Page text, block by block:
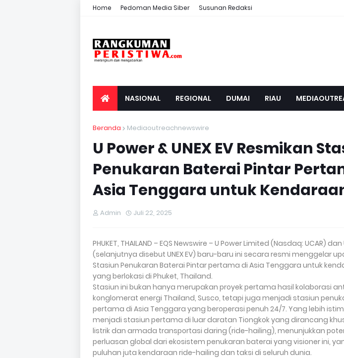
Home Pedoman Media Siber Susunan Redaksi
NASIONAL REGIONAL DUMAI RIAU
Beranda Mediaoutreachnewswire
U Power & UNEX EV Resmikan
Penukaran Baterai Pintar
Asia Tenggara untuk
Admin Juli 22, 2025
PHUKET, THAILAND – EQS Newswire – U Power Limited (Nasdaq: UCAR) dan
(selanjutnya disebut UNEX EV) baru-baru ini secara resmi menggelar
Stasiun Penukaran Baterai Pintar pertama di Asia Tenggara untuk
yang berlokasi di Phuket, Thailand.
Stasiun ini bukan hanya merupakan proyek pertama hasil kolaborasi
konglomerat energi Thailand, Susco, tetapi juga menjadi stasiun
pertama di Asia Tenggara yang beroperasi penuh 24/7. Yang lebih
menjadi stasiun pertama di luar daratan Tiongkok yang dirancang
listrik dan armada transportasi daring (ride-hailing), menunjukkan
perluasan global dari ekosistem penukaran baterai yang visioner ini,
puluhan juta kendaraan ride-hailing dan taksi di seluruh dunia.